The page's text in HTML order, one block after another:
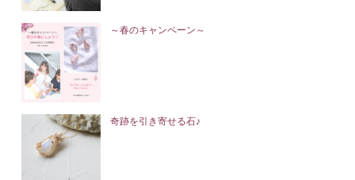
～春のキャンペーン～
奇跡を引き寄せる石♪